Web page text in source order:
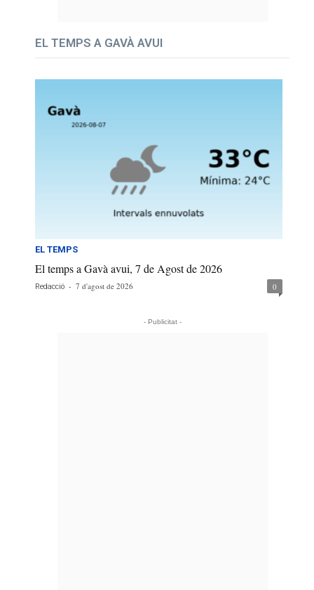
EL TEMPS A GAVÀ AVUI
EL TEMPS
El temps a Gavà avui, 7 de Agost de 2026
Redacció - 7 d'agost de 2026 0
- Publicitat -